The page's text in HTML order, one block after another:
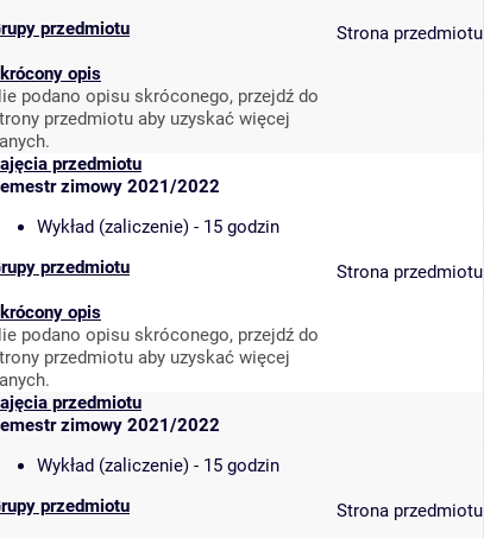
przedmiotu
opis
podano opisu skróconego, przejdź do
przedmiotu aby uzyskać więcej
Strona przedmiotu
przedmiotu
zimowy 2021/2022
Wykład (zaliczenie) - 15 godzin
przedmiotu
opis
podano opisu skróconego, przejdź do
przedmiotu aby uzyskać więcej
Strona przedmiotu
przedmiotu
zimowy 2021/2022
Wykład (zaliczenie) - 15 godzin
przedmiotu
Strona przedmiotu